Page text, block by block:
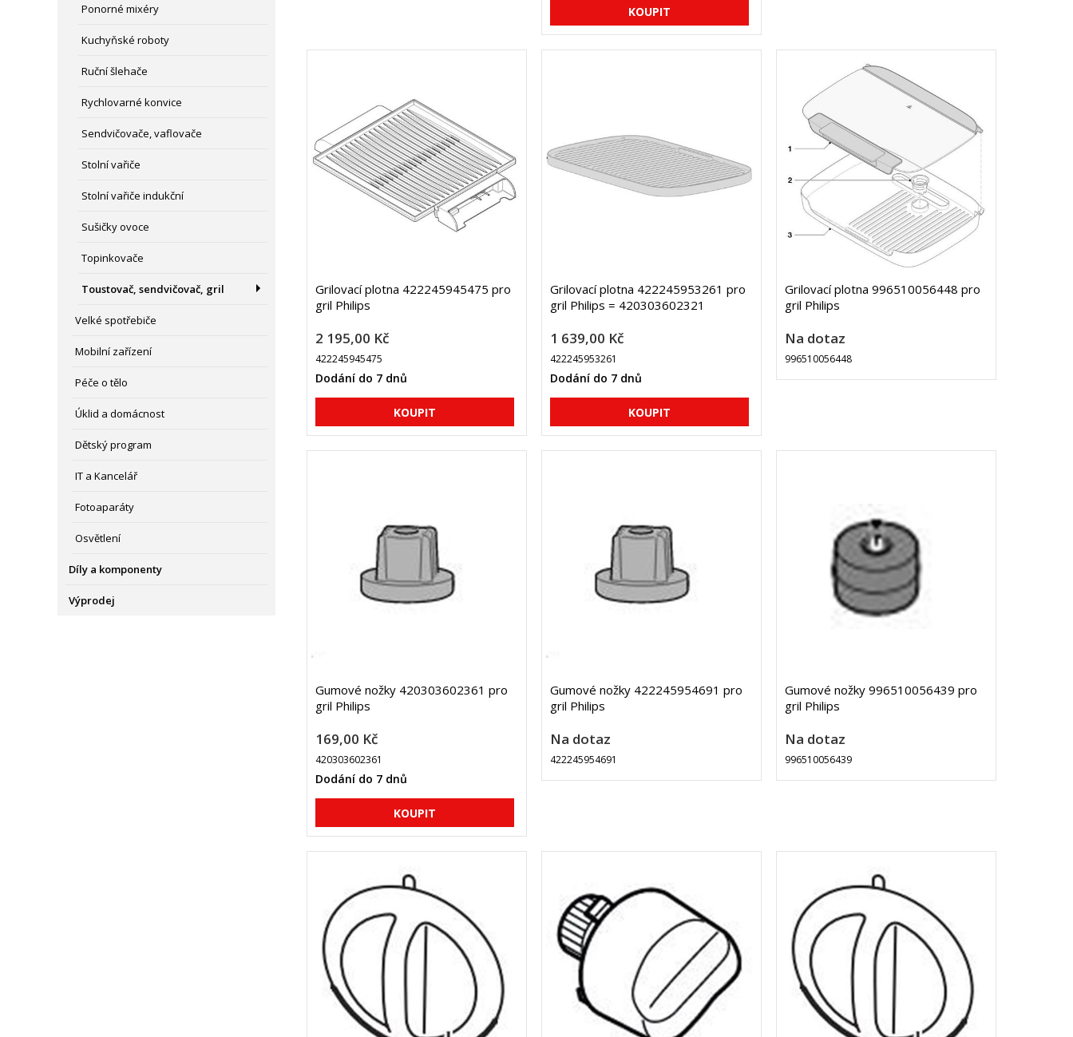
Ponorné mixéry
Kuchyňské roboty
Ruční šlehače
Rychlovarné konvice
Sendvičovače, vaflovače
Stolní vařiče
Stolní vařiče indukční
Sušičky ovoce
Topinkovače
Toustovač, sendvičovač, gril
Velké spotřebiče
Mobilní zařízení
Péče o tělo
Úklid a domácnost
Dětský program
IT a Kancelář
Fotoaparáty
Osvětlení
Díly a komponenty
Výprodej
Grilovací plotna 422245945475 pro
gril Philips
2 195,00 Kč
422245945475
Dodání do 7 dnů
Grilovací plotna 422245953261 pro
gril Philips = 420303602321
1 639,00 Kč
422245953261
Dodání do 7 dnů
Grilovací plotna 996510056448 pro
gril Philips
Na dotaz
996510056448
Gumové nožky 420303602361 pro
gril Philips
169,00 Kč
420303602361
Dodání do 7 dnů
Gumové nožky 422245954691 pro
gril Philips
Na dotaz
422245954691
Gumové nožky 996510056439 pro
gril Philips
Na dotaz
996510056439